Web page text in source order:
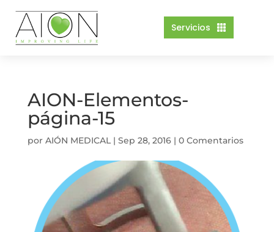

Servicios
AION-Elementos-
página-15
por AIÓN MEDICAL| Sep 28, 2016| 0 Comentarios